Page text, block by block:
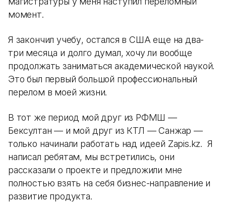
момент.
Я закончил учебу, остался в США еще на два-
три месяца и долго думал, хочу ли вообще
продолжать заниматься академической наукой.
Это был первый большой профессиональный
перелом в моей жизни.
В тот же период мой друг из РФМШ —
Бексултан — и мой друг из КТЛ — Санжар —
только начинали работать над идеей Zapis.kz. Я
написал ребятам, мы встретились, они
рассказали о проекте и предложили мне
полностью взять на себя бизнес-направление и
развитие продукта.